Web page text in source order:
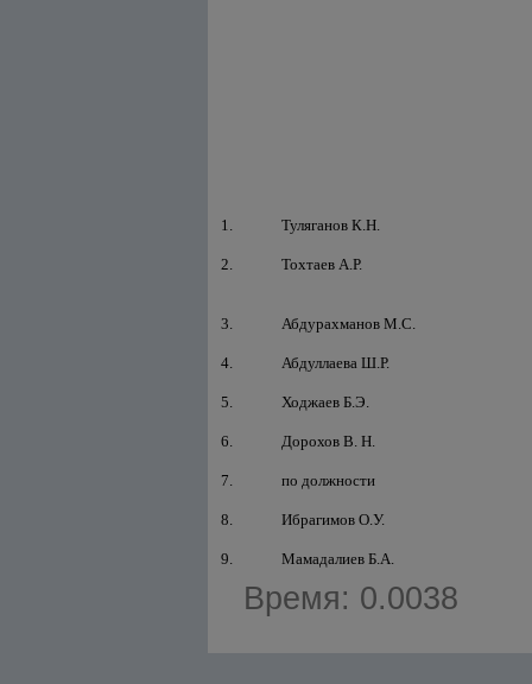
1. Туляганов К.Н.
2. Тохтаев А.Р.
3. Абдурахманов М.С.
4. Абдуллаева Ш.Р.
5. Ходжаев Б.Э.
6. Дорохов В. Н.
7. по должности
8. Ибрагимов О.У.
9. Мамадалиев Б.А.
Время: 0.0038